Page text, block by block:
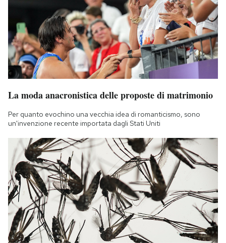
La moda anacronistica delle proposte di matrimonio
Per quanto evochino una vecchia idea di romanticismo, sono
un'invenzione recente importata dagli Stati Uniti